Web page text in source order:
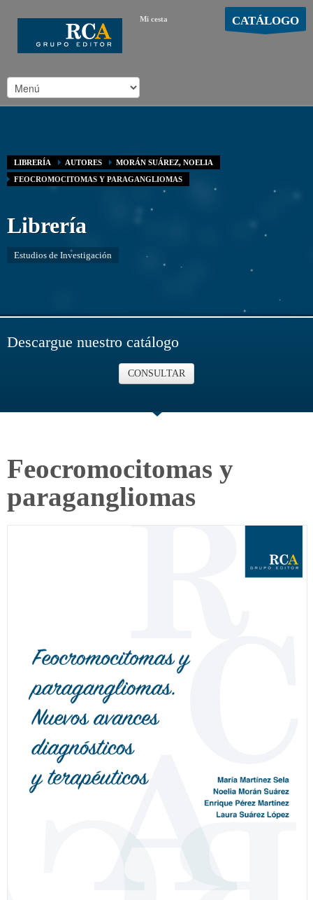
Mi cesta CATÁLOGO
LIBRERÍA AUTORES
MORÁN SUÁREZ, NOELIA
FEOCROMOCITOMAS Y PARAGANGLIOMAS
Librería
Estudios de Investigación
Descargue nuestro catálogo
CONSULTAR
Feocromocitomas y
paragangliomas